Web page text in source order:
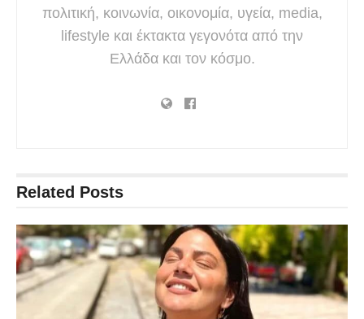
πολιτική, κοινωνία, οικονομία, υγεία, media,
lifestyle και έκτακτα γεγονότα από την
Ελλάδα και τον κόσμο.
Related Posts